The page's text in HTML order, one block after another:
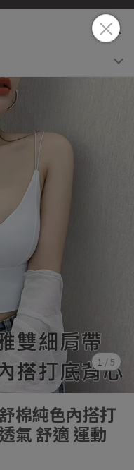
1 /5
棉純色內搭打
氣 舒適 運動